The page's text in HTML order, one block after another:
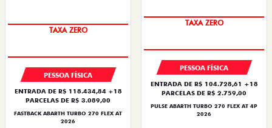
TAXA ZERO
PESSOA FÍSICA
ENTRADA DE R$ 118.434,84 +18
PARCELAS DE R$ 3.089,00
FASTBACK ABARTH TURBO 270 FLEX AT
2026
TAXA ZERO
PESSOA FÍSICA
ENTRADA DE R$ 104.728,61 +18
PARCELAS DE R$ 2.759,00
PULSE ABARTH TURBO 270 FLEX AT 4P
2026